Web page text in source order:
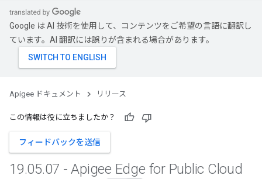
Google は AI 技術を使用して、コンテンツをご希望の言語に翻訳し
ています。AI 翻訳には誤りが含まれる場合があります。
Apigee ドキュメント リリース
この情報は役に立ちましたか？
フィードバックを送信
19.05.07 - Apigee Edge for Public Cloud